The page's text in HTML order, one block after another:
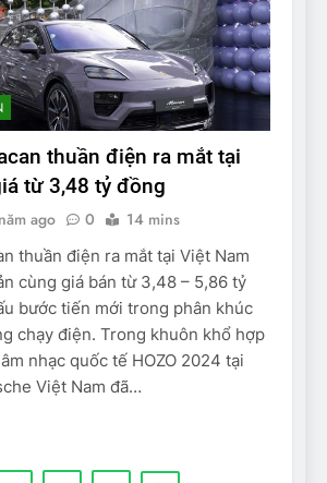
thuần điện ra mắt tại
từ 3,48 tỷ đồng
ago 0 14 mins
thuần điện ra mắt tại Việt Nam
cùng giá bán từ 3,48 – 5,86 tỷ
bước tiến mới trong phân khúc
chạy điện. Trong khuôn khổ hợp
nhạc quốc tế HOZO 2024 tại
Việt Nam đã…